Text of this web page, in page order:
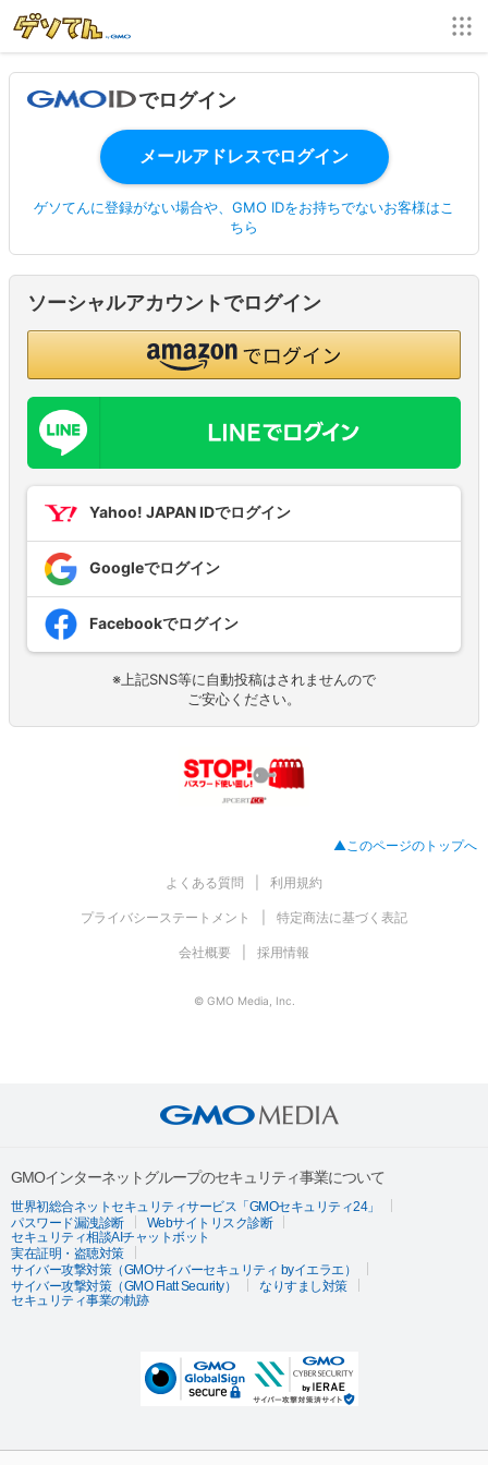
でログイン
ゲソてんに登録がない場合や、GMO IDをお持ちでないお客様はこ
ちら
ソーシャルアカウントでログイン
Yahoo! JAPAN IDでログイン
Googleでログイン
Facebookでログイン
※上記SNS等に自動投稿はされませんので
ご安心ください。
▲このページのトップへ
よくある質問 利用規約
プライバシーステートメント 特定商法に基づく表記
会社概要 採用情報
© GMO Media, Inc.
GMOインターネットグループのセキュリティ事業について
世界初総合ネットセキュリティサービス「GMOセキュリティ24」
パスワード漏洩診断
Webサイトリスク診断
セキュリティ相談AIチャットボット
実在証明・盗聴対策
サイバー攻撃対策（GMOサイバーセキュリティ byイエラエ）
サイバー攻撃対策（GMO Flatt Security）
なりすまし対策
セキュリティ事業の軌跡